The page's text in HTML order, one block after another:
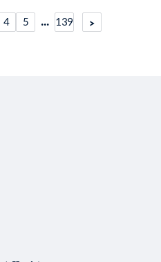
4 5 ... 139